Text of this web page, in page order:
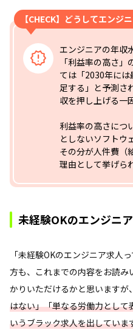
【CHECK】どうしてエンジ
エンジニアの年収
「利益率の高さ
ては「2030年に
足する」と予測さ
収を押し上げる一
利益率の高さにつ
としないソフトウ
その分が人件費（
理由として挙げら
未経験OKのエンジニ
「未経験OKのエンジニア求人
方も、これまでの内容をお読
かりいただけるかと思いますが、
はない」「単なる労働力とし
いうブラック求人を出していま